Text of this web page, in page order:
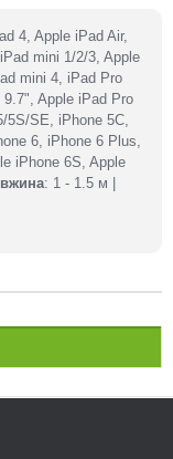
4, Apple iPad Air,
mini 1/2/3, Apple
mini 4, iPad Pro
Apple iPad Pro
5S/SE, iPhone 5C,
6, iPhone 6 Plus,
iPhone 6S, Apple
: 1 - 1.5 м |